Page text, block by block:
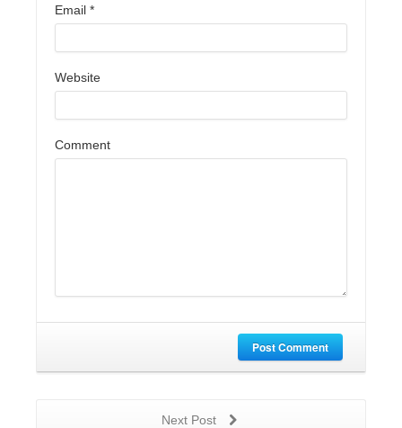
Email *
Website
Comment
Post Comment
Next Post